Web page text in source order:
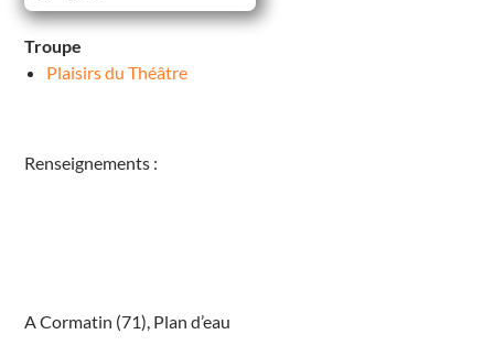
Troupe
Plaisirs du Théâtre
Renseignements :
A Cormatin (71), Plan d’eau